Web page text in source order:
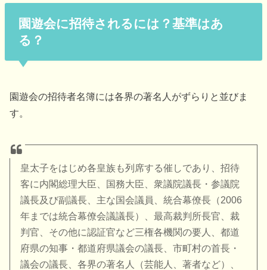
園遊会に招待されるには？基準はあ
る？
園遊会の招待者名簿には各界の著名人がずらりと並びま
す。
皇太子をはじめ各皇族も列席する催しであり、招待
客に内閣総理大臣、国務大臣、衆議院議長・参議院
議長及び副議長、主な国会議員、統合幕僚長（2006
年までは統合幕僚会議議長）、最高裁判所長官、裁
判官、その他に認証官など三権各機関の要人、都道
府県の知事・都道府県議会の議長、市町村の首長・
議会の議長、各界の著名人（芸能人、著者など）、